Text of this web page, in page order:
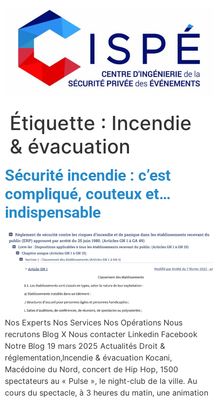
Étiquette : Incendie
& évacuation
Sécurité incendie : c’est
compliqué, couteux et…
indispensable
Nos Experts Nos Services Nos Opérations Nous
recrutons Blog X Nous contacter Linkedin Facebook
Notre Blog 19 mars 2025 Actualités Droit &
réglementation,Incendie & évacuation Kocani,
Macédoine du Nord, concert de Hip Hop, 1500
spectateurs au « Pulse », le night-club de la ville. Au
cours du spectacle, à 3 heures du matin, une animation